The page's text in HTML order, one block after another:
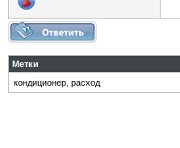
Метки
кондиционер расход